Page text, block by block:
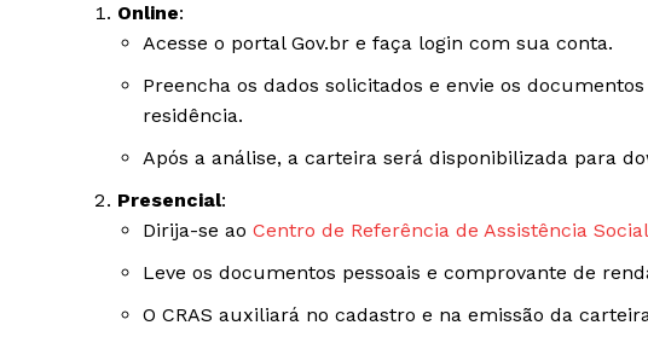
Online:
Acesse o portal Gov.br e faça login com sua conta.
Preencha os dados solicitados e envie os
residência.
Após a análise, a carteira será disponibilizada para
Presencial:
Dirija-se ao Centro de Referência de Assistência Social
Leve os documentos pessoais e comprovante de
O CRAS auxiliará no cadastro e na emissão da